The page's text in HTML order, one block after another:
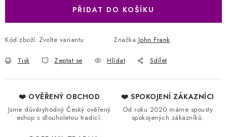
PŘIDAT DO KOŠÍKU
Kód zboží: Zvolte variantu Značka:John Frank
Tisk Zeptat se Hlídat Sdílet
❤️ OVĚŘENÝ OBCHOD
Jsme důvěryhodný Český ověřený
eshop s dlouholetou tradicí.
❤️ SPOKOJENÍ ZÁKAZNÍCI
Od roku 2020 máme spousty
spokojených zákazníků.